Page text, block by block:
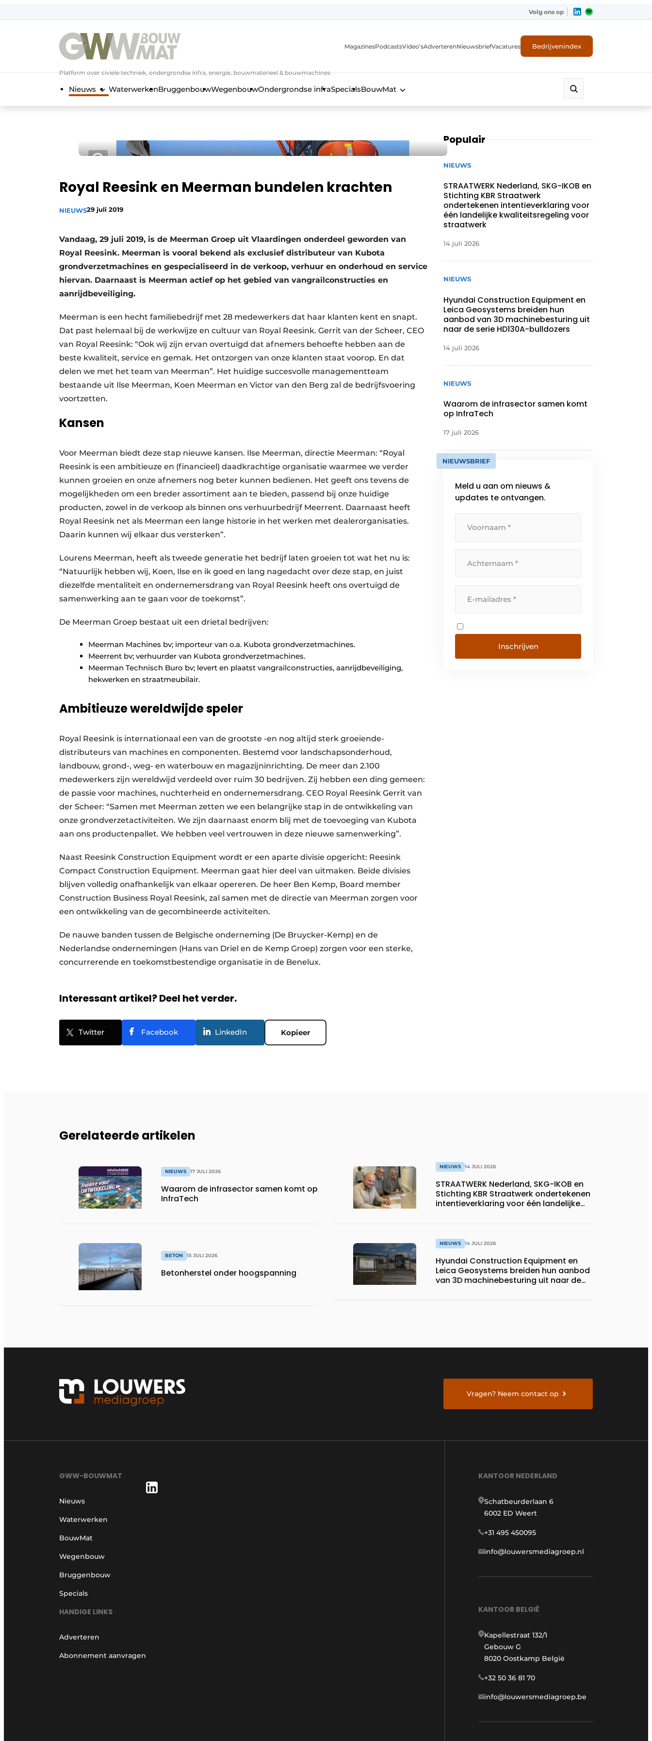
Volg ons op
Platform over civiele techniek, ondergrondse infra, energie, bouwmaterieel & bouwmachines
MagazinesPodcastsVideo’sAdverterenNieuwsbriefVacatures Bedrijvenindex
Nieuws WaterwerkenBruggenbouwWegenbouwOndergrondse infraSpecialsBouwMat
Royal Reesink en Meerman bundelen krachten
NIEUWS29 juli 2019
Vandaag, 29 juli 2019, is de Meerman Groep uit Vlaardingen onderdeel geworden van
Royal Reesink. Meerman is vooral bekend als exclusief distributeur van Kubota
grondverzetmachines en gespecialiseerd in de verkoop, verhuur en onderhoud en service
hiervan. Daarnaast is Meerman actief op het gebied van vangrailconstructies en
aanrijdbeveiliging.
Meerman is een hecht familiebedrijf met 28 medewerkers dat haar klanten kent en snapt.
Dat past helemaal bij de werkwijze en cultuur van Royal Reesink. Gerrit van der Scheer, CEO
van Royal Reesink: “Ook wij zijn ervan overtuigd dat afnemers behoefte hebben aan de
beste kwaliteit, service en gemak. Het ontzorgen van onze klanten staat voorop. En dat
delen we met het team van Meerman”. Het huidige succesvolle managementteam
bestaande uit Ilse Meerman, Koen Meerman en Victor van den Berg zal de bedrijfsvoering
voortzetten.
Kansen
Voor Meerman biedt deze stap nieuwe kansen. Ilse Meerman, directie Meerman: “Royal
Reesink is een ambitieuze en (financieel) daadkrachtige organisatie waarmee we verder
kunnen groeien en onze afnemers nog beter kunnen bedienen. Het geeft ons tevens de
mogelijkheden om een breder assortiment aan te bieden, passend bij onze huidige
producten, zowel in de verkoop als binnen ons verhuurbedrijf Meerrent. Daarnaast heeft
Royal Reesink net als Meerman een lange historie in het werken met dealerorganisaties.
Daarin kunnen wij elkaar dus versterken”.
Lourens Meerman, heeft als tweede generatie het bedrijf laten groeien tot wat het nu is:
“Natuurlijk hebben wij, Koen, Ilse en ik goed en lang nagedacht over deze stap, en juist
diezelfde mentaliteit en ondernemersdrang van Royal Reesink heeft ons overtuigd de
samenwerking aan te gaan voor de toekomst”.
De Meerman Groep bestaat uit een drietal bedrijven:
Meerman Machines bv; importeur van o.a. Kubota grondverzetmachines.
Meerrent bv; verhuurder van Kubota grondverzetmachines.
Meerman Technisch Buro bv; levert en plaatst vangrailconstructies, aanrijdbeveiliging,
hekwerken en straatmeubilair.
Ambitieuze wereldwijde speler
Royal Reesink is internationaal een van de grootste -en nog altijd sterk groeiende-
distributeurs van machines en componenten. Bestemd voor landschapsonderhoud,
landbouw, grond-, weg- en waterbouw en magazijninrichting. De meer dan 2.100
medewerkers zijn wereldwijd verdeeld over ruim 30 bedrijven. Zij hebben een ding gemeen:
de passie voor machines, nuchterheid en ondernemersdrang. CEO Royal Reesink Gerrit van
der Scheer: “Samen met Meerman zetten we een belangrijke stap in de ontwikkeling van
onze grondverzetactiviteiten. We zijn daarnaast enorm blij met de toevoeging van Kubota
aan ons productenpallet. We hebben veel vertrouwen in deze nieuwe samenwerking”.
Naast Reesink Construction Equipment wordt er een aparte divisie opgericht: Reesink
Compact Construction Equipment. Meerman gaat hier deel van uitmaken. Beide divisies
blijven volledig onafhankelijk van elkaar opereren. De heer Ben Kemp, Board member
Construction Business Royal Reesink, zal samen met de directie van Meerman zorgen voor
een ontwikkeling van de gecombineerde activiteiten.
De nauwe banden tussen de Belgische onderneming (De Bruycker-Kemp) en de
Nederlandse ondernemingen (Hans van Driel en de Kemp Groep) zorgen voor een sterke,
concurrerende en toekomstbestendige organisatie in de Benelux.
Interessant artikel? Deel het verder.
Twitter Facebook LinkedIn Kopieer
Populair
NIEUWS
STRAATWERK Nederland, SKG-IKOB en
Stichting KBR Straatwerk
ondertekenen intentieverklaring voor
één landelijke kwaliteitsregeling voor
straatwerk
14 juli 2026
NIEUWS
Hyundai Construction Equipment en
Leica Geosystems breiden hun
aanbod van 3D machinebesturing uit
naar de serie HD130A-bulldozers
14 juli 2026
NIEUWS
Waarom de infrasector samen komt
op InfraTech
17 juli 2026
NIEUWSBRIEF
Meld u aan om nieuws &
updates te ontvangen.
Inschrijven
Gerelateerde artikelen
NIEUWS 17 JULI 2026
Waarom de infrasector samen komt op
InfraTech
BETON 15 JULI 2026
Betonherstel onder hoogspanning
NIEUWS 14 JULI 2026
STRAATWERK Nederland, SKG-IKOB en
Stichting KBR Straatwerk ondertekenen
intentieverklaring voor één landelijke
NIEUWS 14 JULI 2026
Hyundai Construction Equipment en
Leica Geosystems breiden hun aanbod
van 3D machinebesturing uit naar de
Vragen? Neem contact op
GWW-BOUWMAT
Nieuws
Waterwerken
BouwMat
Wegenbouw
Bruggenbouw
Specials
HANDIGE LINKS
Adverteren
Abonnement aanvragen
KANTOOR NEDERLAND
Schatbeurderlaan 6
6002 ED Weert
+31 495 450095
info@louwersmediagroep.nl
KANTOOR BELGIË
Kapellestraat 132/1
Gebouw G
8020 Oostkamp België
+32 50 36 81 70
info@louwersmediagroep.be